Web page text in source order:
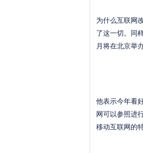
为什么互联网
了这一切。同
月将在北京举
他表示今年看
网可以参照进
移动互联网的